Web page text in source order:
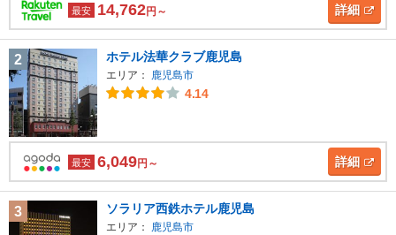
最安 14,762円～ 詳細
2 ホテル法華クラブ鹿児島
エリア： 鹿児島市
4.14
最安 6,049円～ 詳細
3 ソラリア西鉄ホテル鹿児島
エリア： 鹿児島市